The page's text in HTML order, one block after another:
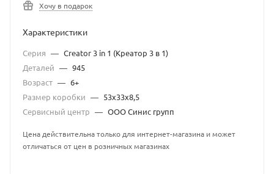
Хочу в подарок
Характеристики
Серия — Creator 3 in 1 (Креатор 3 в 1)
Деталей — 945
Возраст — 6+
Размер коробки — 53х33х8,5
Сервисный центр — ООО Синис групп
Цена действительна только для интернет-магазина и может
отличаться от цен в розничных магазинах